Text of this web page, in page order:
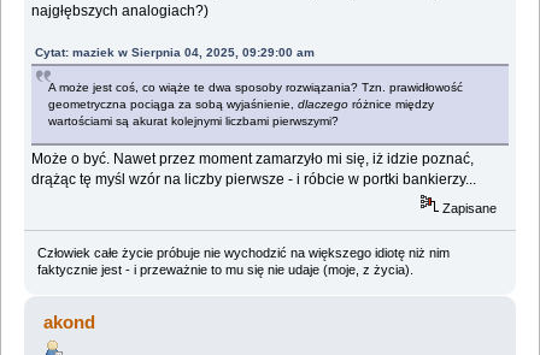
najgłębszych analogiach?)
Cytat: maziek w Sierpnia 04, 2025, 09:29:00 am
A może jest coś, co wiąże te dwa sposoby rozwiązania? Tzn. prawidłowość
geometryczna pociąga za sobą wyjaśnienie,dlaczego różnice między
wartościami są akurat kolejnymi liczbami pierwszymi?
Może o być. Nawet przez moment zamarzyło mi się, iż idzie poznać,
drążąc tę myśl wzór na liczby pierwsze - i róbcie w portki bankierzy...
Zapisane
Człowiek całe życie próbuje nie wychodzić na większego idiotę niż nim
faktycznie jest - i przeważnie to mu się nie udaje (moje, z życia).
akond